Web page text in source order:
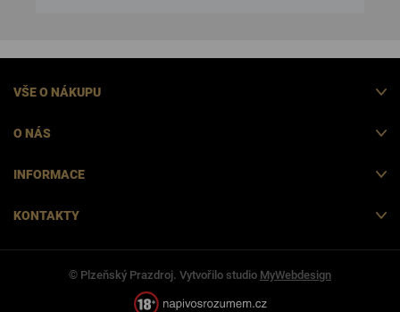
VŠE O NÁKUPU
O NÁS
INFORMACE
KONTAKTY
© Plzeňský Prazdroj. Vytvořilo studio MyWebdesign